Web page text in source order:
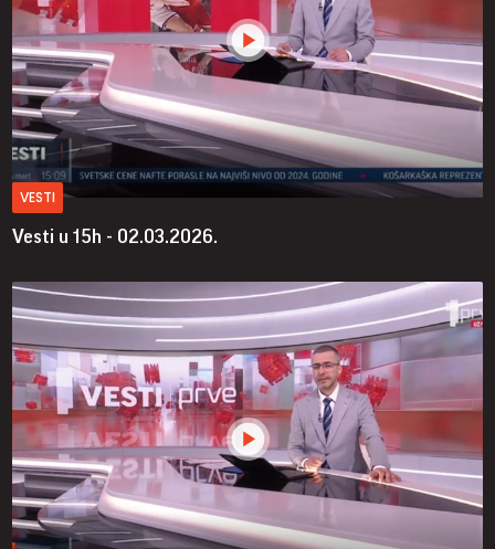
VESTI
Vesti u 15h - 02.03.2026.